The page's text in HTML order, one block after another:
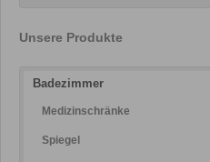
Unsere Produkte
Badezimmer
Medizinschränke
Spiegel